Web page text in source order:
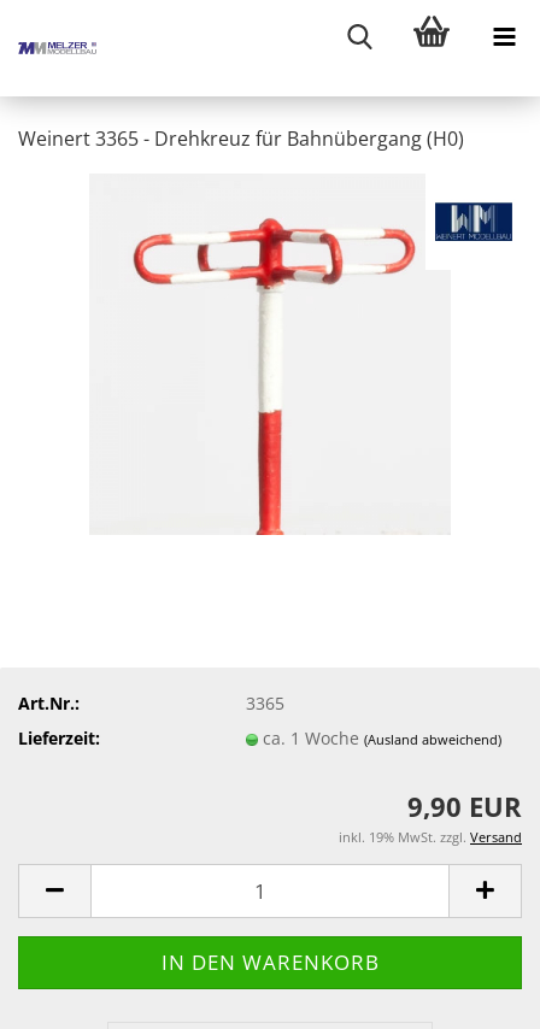
Weinert 3365 - Drehkreuz für Bahnübergang (H0)
Art.Nr.:
3365
Lieferzeit:
ca. 1 Woche(Ausland abweichend)
9,90 EUR
inkl. 19% MwSt. zzgl. Versand